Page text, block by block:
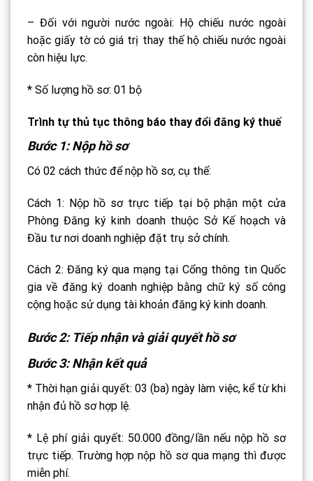
– Đối với người nước ngoài: Hộ chiếu nước ngoài
hoặc giấy tờ có giá trị thay thế hộ chiếu nước ngoài
còn hiệu lực.
* Số lượng hồ sơ: 01 bộ
Trình tự thủ tục thông báo thay đổi đăng ký thuế
Bước 1: Nộp hồ sơ
Có 02 cách thức để nộp hồ sơ, cụ thể:
Cách 1: Nộp hồ sơ trực tiếp tại bộ phận một cửa
Phòng Đăng ký kinh doanh thuộc Sở Kế hoạch và
Đầu tư nơi doanh nghiệp đặt trụ sở chính.
Cách 2: Đăng ký qua mạng tại Cổng thông tin Quốc
gia về đăng ký doanh nghiệp bằng chữ ký số công
cộng hoặc sử dụng tài khoản đăng ký kinh doanh.
Bước 2: Tiếp nhận và giải quyết hồ sơ
Bước 3: Nhận kết quả
* Thời hạn giải quyết: 03 (ba) ngày làm việc, kể từ khi
nhận đủ hồ sơ hợp lệ.
* Lệ phí giải quyết: 50.000 đồng/lần nếu nộp hồ sơ
trực tiếp. Trường hợp nộp hồ sơ qua mạng thì được
miễn phí.